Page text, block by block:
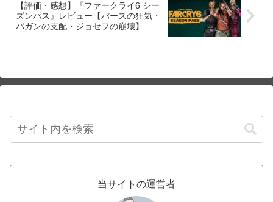
【評価・感想】『ファークライ6 シー
ズンパス』レビュー【バースの狂気・
パガンの支配・ジョセフの崩壊】
当サイトの運営者